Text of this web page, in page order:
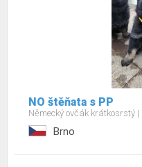
NO štěňata s PP
Německý ovčák krátkosrstý
Brno